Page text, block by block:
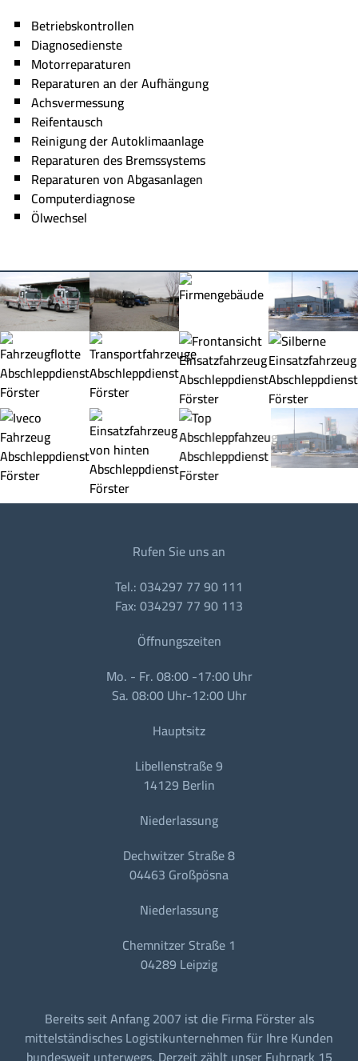
Betriebskontrollen
Diagnosedienste
Motorreparaturen
Reparaturen an der Aufhängung
Achsvermessung
Reifentausch
Reinigung der Autoklimaanlage
Reparaturen des Bremssystems
Reparaturen von Abgasanlagen
Computerdiagnose
Ölwechsel
Rufen Sie uns an
Tel.: 034297 77 90 111
Fax: 034297 77 90 113
Öffnungszeiten
Mo. - Fr. 08:00 -17:00 Uhr
Sa. 08:00 Uhr-12:00 Uhr
Hauptsitz
Libellenstraße 9
14129 Berlin
Niederlassung
Dechwitzer Straße 8
04463 Großpösna
Niederlassung
Chemnitzer Straße 1
04289 Leipzig
Bereits seit Anfang 2007 ist die Firma Förster als
mittelständisches Logistikunternehmen für Ihre Kunden